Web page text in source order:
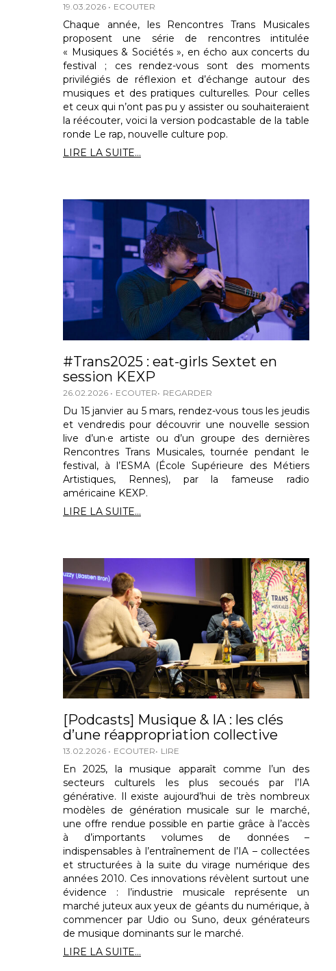
19.03.2026 ECOUTER
Chaque année, les Rencontres Trans Musicales
proposent une série de rencontres intitulée
« Musiques & Sociétés », en écho aux concerts du
festival ; ces rendez-vous sont des moments
privilégiés de réflexion et d’échange autour des
musiques et des pratiques culturelles. Pour celles
et ceux qui n’ont pas pu y assister ou souhaiteraient
la réécouter, voici la version podcastable de la table
ronde Le rap, nouvelle culture pop.
LIRE LA SUITE...
#Trans2025 : eat-girls Sextet en
session KEXP
26.02.2026 ECOUTER REGARDER
Du 15 janvier au 5 mars, rendez-vous tous les jeudis
et vendredis pour découvrir une nouvelle session
live d’un·e artiste ou d’un groupe des dernières
Rencontres Trans Musicales, tournée pendant le
festival, à l’ESMA (École Supérieure des Métiers
Artistiques, Rennes), par la fameuse radio
américaine KEXP.
LIRE LA SUITE...
[Podcasts] Musique & IA : les clés
d’une réappropriation collective
13.02.2026 ECOUTER LIRE
En 2025, la musique apparaît comme l’un des
secteurs culturels les plus secoués par l’IA
générative. Il existe aujourd’hui de très nombreux
modèles de génération musicale sur le marché,
une offre rendue possible en partie grâce à l’accès
à d’importants volumes de données –
indispensables à l’entraînement de l’IA – collectées
et structurées à la suite du virage numérique des
années 2010. Ces innovations révèlent surtout une
évidence : l’industrie musicale représente un
marché juteux aux yeux de géants du numérique, à
commencer par Udio ou Suno, deux générateurs
de musique dominants sur le marché.
LIRE LA SUITE...